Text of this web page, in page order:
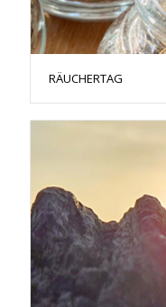
RÄUCHERTAG